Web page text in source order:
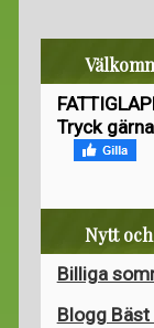
Tryck
Nytt
Billiga
Blogg